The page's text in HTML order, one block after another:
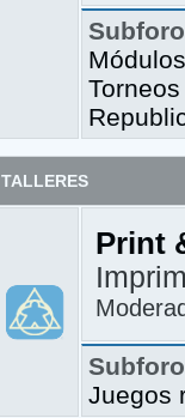
TALLERES
Print
Juegos